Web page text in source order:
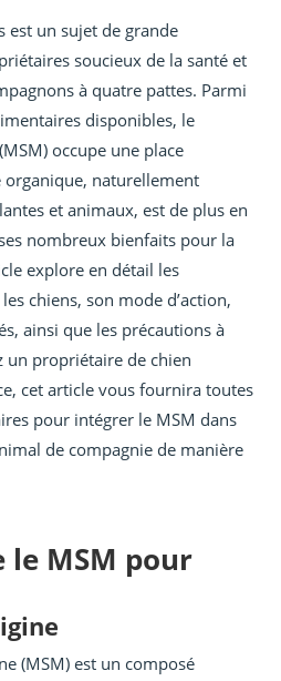
est un sujet de grande
soucieux de la santé et
à quatre pattes. Parmi
disponibles, le
occupe une place
organique, naturellement
et animaux, est de plus en
nombreux bienfaits pour la
explore en détail les
chiens, son mode d’action,
ainsi que les précautions à
un propriétaire de chien
cet article vous fournira toutes
pour intégrer le MSM dans
de compagnie de manière
le MSM pour
(MSM) est un composé